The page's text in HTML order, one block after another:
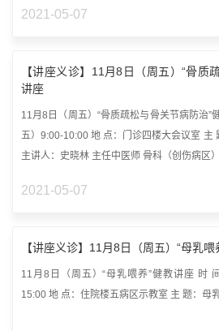
2021-05-07
【讲座义诊】11月8日（周五）“骨质
讲座
11月8日（周五）“骨质疏松与骨关节病防治”
五）9:00-10:00 地 点：门诊四楼大会议室 主
主讲人：史晓林 主任中医师 骨科（创伤病区
2021-05-07
【讲座义诊】11月8日（周五）“母乳喂
11月8日（周五）“母乳喂养”健教讲座 时
15:00 地 点：住院楼五病区示教室 主 题：母